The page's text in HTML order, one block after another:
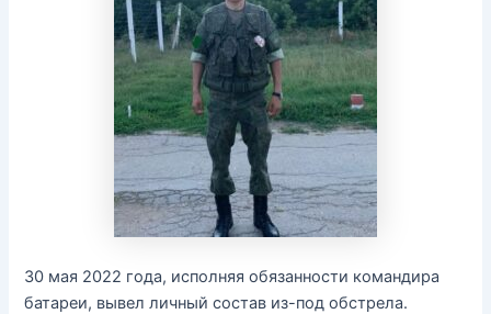
30 мая 2022 года, исполняя обязанности командира
батареи, вывел личный состав из-под обстрела.